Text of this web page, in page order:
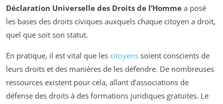
Déclaration Universelle des Droits de l’Homme a posé
les bases des droits civiques auxquels chaque citoyen a droit,
quel que soit son statut.
En pratique, il est vital que les citoyens soient conscients de
leurs droits et des manières de les défendre. De nombreuses
ressources existent pour cela, allant d’associations de
défense des droits à des formations juridiques gratuites. Le